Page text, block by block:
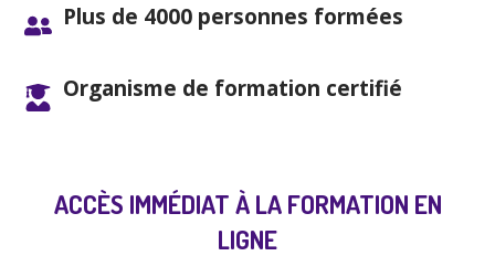
Plus de 4000 personnes formées
Organisme de formation certifié
ACCÈS IMMÉDIAT À LA FORMATION EN
LIGNE